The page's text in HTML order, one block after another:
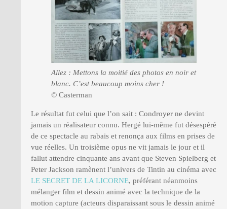
Allez : Mettons la moitié des photos en noir et
blanc. C’est beaucoup moins cher !
© Casterman
Le résultat fut celui que l’on sait : Condroyer ne devint
jamais un réalisateur connu. Hergé lui-même fut désespéré
de ce spectacle au rabais et renonça aux films en prises de
vue réelles. Un troisième opus ne vit jamais le jour et il
fallut attendre cinquante ans avant que Steven Spielberg et
Peter Jackson ramènent l’univers de Tintin au cinéma avec
LE SECRET DE LA LICORNE, préférant néanmoins
mélanger film et dessin animé avec la technique de la
motion capture (acteurs disparaissant sous le dessin animé